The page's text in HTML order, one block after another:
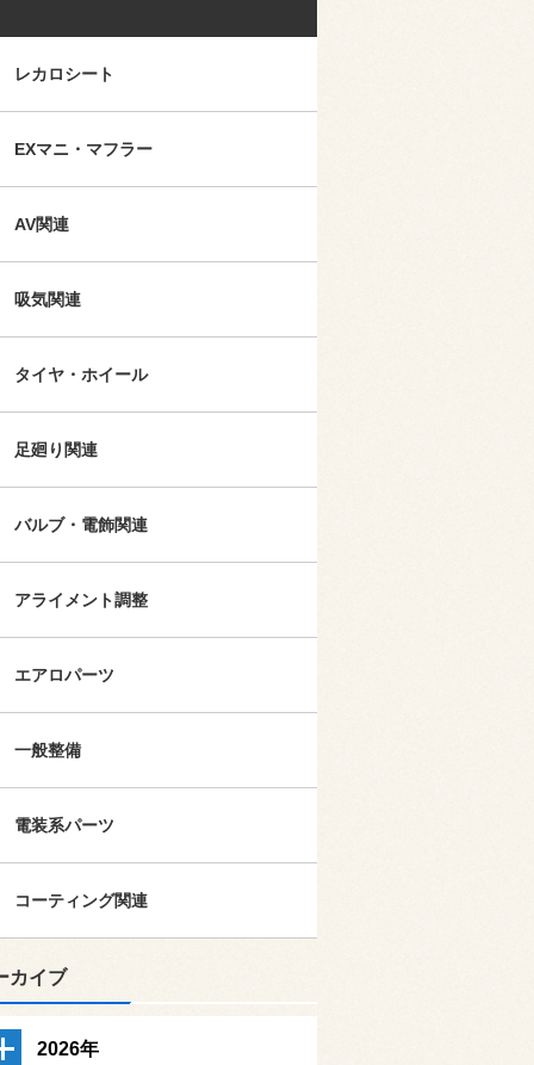
レカロシート
EXマニ・マフラー
AV関連
吸気関連
タイヤ・ホイール
足廻り関連
バルブ・電飾関連
アライメント調整
エアロパーツ
一般整備
電装系パーツ
コーティング関連
カイブ
2026年